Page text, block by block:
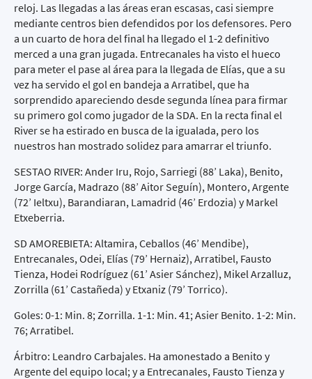
reloj. Las llegadas a las áreas eran escasas, casi siempre
mediante centros bien defendidos por los defensores. Pero
a un cuarto de hora del final ha llegado el 1-2 definitivo
merced a una gran jugada. Entrecanales ha visto el hueco
para meter el pase al área para la llegada de Elías, que a su
vez ha servido el gol en bandeja a Arratibel, que ha
sorprendido apareciendo desde segunda línea para firmar
su primero gol como jugador de la SDA. En la recta final el
River se ha estirado en busca de la igualada, pero los
nuestros han mostrado solidez para amarrar el triunfo.
SESTAO RIVER: Ander Iru, Rojo, Sarriegi (88’ Laka), Benito,
Jorge García, Madrazo (88’ Aitor Seguín), Montero, Argente
(72’ Ieltxu), Barandiaran, Lamadrid (46’ Erdozia) y Markel
Etxeberria.
SD AMOREBIETA: Altamira, Ceballos (46’ Mendibe),
Entrecanales, Odei, Elías (79’ Hernaiz), Arratibel, Fausto
Tienza, Hodei Rodríguez (61’ Asier Sánchez), Mikel Arzalluz,
Zorrilla (61’ Castañeda) y Etxaniz (79’ Torrico).
Goles: 0-1: Min. 8; Zorrilla. 1-1: Min. 41; Asier Benito. 1-2: Min.
76; Arratibel.
Árbitro: Leandro Carbajales. Ha amonestado a Benito y
Argente del equipo local; y a Entrecanales, Fausto Tienza y